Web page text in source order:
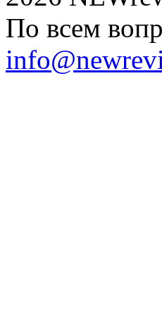
По всем